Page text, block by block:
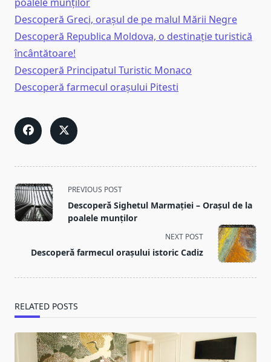
Descoperă Greci, orașul de pe malul Mării Negre
Descoperă Republica Moldova, o destinație turistică
încântătoare!
Descoperă Principatul Turistic Monaco
Descoperă farmecul orașului Pitesti
<span
class="nav-
subtitle
text">Page</span>
PREVIOUS POST
Descoperă Sighetul Marmației – Orașul de la
poalele munților
NEXT POST
Descoperă farmecul orașului istoric Cadiz
RELATED POSTS